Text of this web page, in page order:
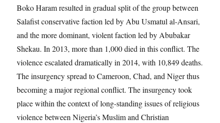
Boko Haram resulted in gradual split of the group between
Salafist conservative faction led by Abu Usmatul al-Ansari,
and the more dominant, violent faction led by Abubakar
Shekau. In 2013, more than 1,000 died in this conflict. The
violence escalated dramatically in 2014, with 10,849 deaths.
The insurgency spread to Cameroon, Chad, and Niger thus
becoming a major regional conflict. The insurgency took
place within the context of long-standing issues of religious
violence between Nigeria’s Muslim and Christian